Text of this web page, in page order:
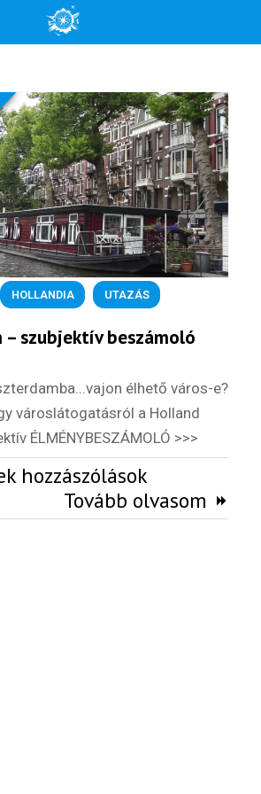
bolt
BLOG
HOLLANDIA , UTAZÁS
– szubjektív beszámoló
élhető város-e?
városlátogatásról a Holland
ÉLMÉNYBESZÁMOLÓ >>>
hozzászólások
Tovább olvasom